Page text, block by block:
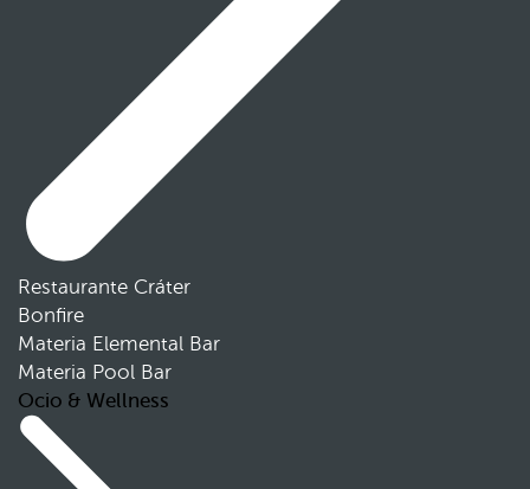
Restaurante Cráter
Bonfire
Materia Elemental Bar
Materia Pool Bar
Ocio & Wellness